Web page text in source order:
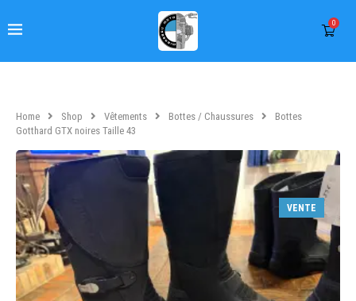
0
Home Shop Vêtements Bottes / Chaussures
Bottes
Gotthard GTX noires Taille 43
VENTE